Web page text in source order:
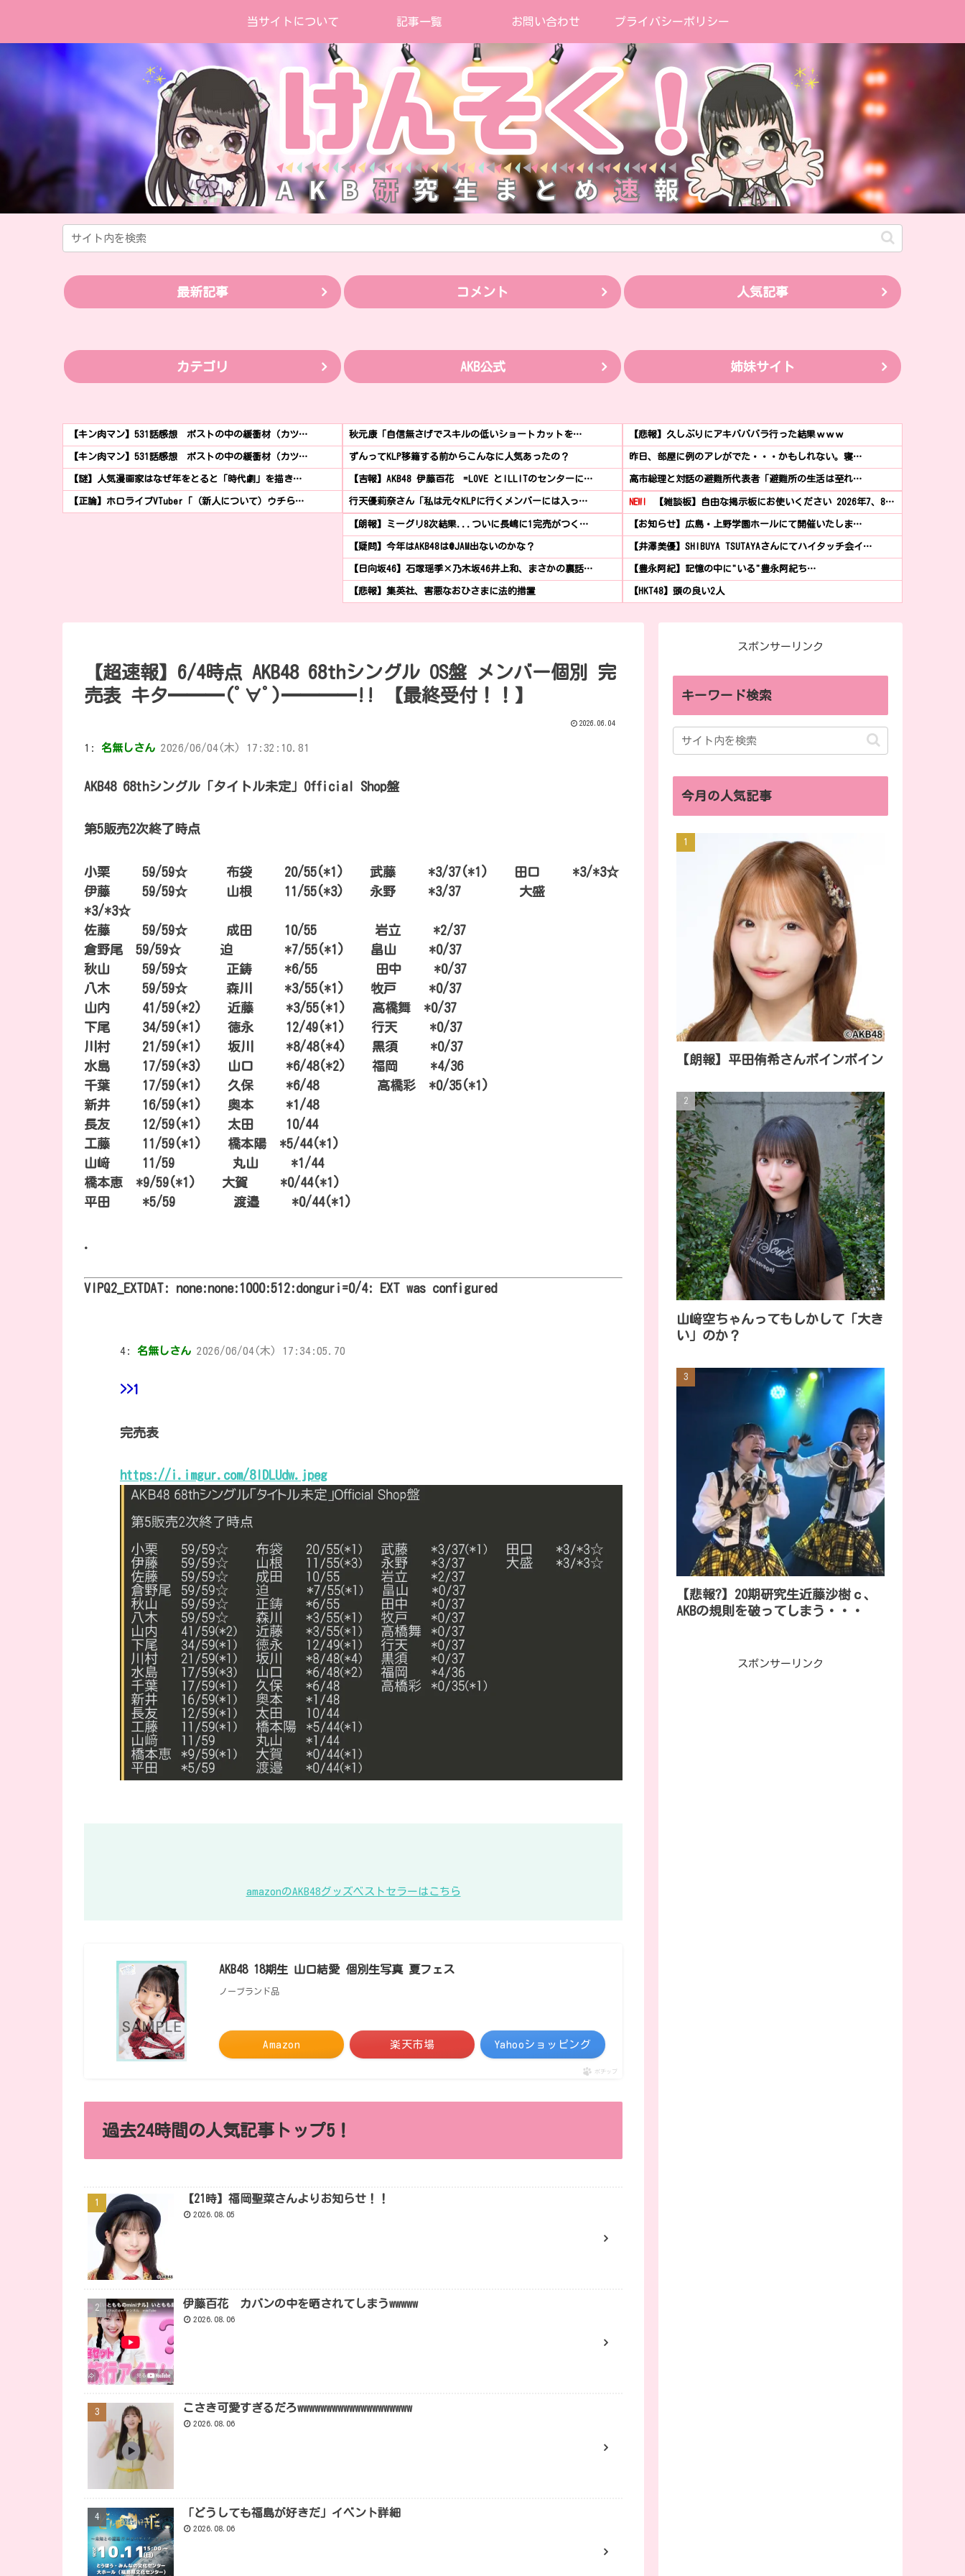
当サイトについて 記事一覧 お問い合わせ プライバシーポリシー
最新記事 コメント 人気記事
カテゴリ AKB公式 姉妹サイト
【キン肉マン】531話感想 ポストの中の緩衝材（カツ…
【キン肉マン】531話感想 ポストの中の緩衝材（カツ…
【謎】人気漫画家はなぜ年をとると「時代劇」を描き…
【正論】ホロライブVTuber「（新人について）ウチら…
秋元康「自信無さげでスキルの低いショートカットを…
ずんってKLP移籍する前からこんなに人気あったの？
【吉報】AKB48 伊藤百花 =LOVE とILLITのセンターに…
行天優莉奈さん「私は元々KLPに行くメンバーには入っ…
【朗報】ミーグリ8次結果...ついに長嶋に1完売がつく…
【疑問】今年はAKB48は@JAM出ないのかな？
【日向坂46】石塚瑶季×乃木坂46井上和、まさかの裏話…
【悲報】集英社、害悪なおひさまに法的措置
【悲報】久しぶりにアキバババラ行った結果ｗｗｗ
昨日、部屋に例のアレがでた・・・かもしれない。寝…
高市総理と対話の避難所代表者「避難所の生活は至れ…
NEW! 【雑談板】自由な掲示板にお使いください 2026年7、8…
【お知らせ】広島・上野学園ホールにて開催いたしま…
【井澤美優】SHIBUYA TSUTAYAさんにてハイタッチ会イ…
【豊永阿紀】記憶の中に"いる"豊永阿紀ち…
【HKT48】頭の良い2人
【超速報】6/4時点 AKB48 68thシングル OS盤 メンバー個別 完
売表 キタ━━━(ﾟ∀ﾟ)━━━━!! 【最終受付！！】
2026.06.04
1: 名無しさん 2026/06/04(木) 17:32:10.81
AKB48 68thシングル「タイトル未定」Official Shop盤
第5販売2次終了時点
小栗 59/59☆ 布袋 20/55(*1) 武藤 *3/37(*1) 田口 *3/*3☆
伊藤 59/59☆ 山根 11/55(*3) 永野 *3/37 大盛
*3/*3☆
佐藤 59/59☆ 成田 10/55 岩立 *2/37
倉野尾 59/59☆ 迫 *7/55(*1) 畠山 *0/37
秋山 59/59☆ 正鋳 *6/55 田中 *0/37
八木 59/59☆ 森川 *3/55(*1) 牧戸 *0/37
山内 41/59(*2) 近藤 *3/55(*1) 高橋舞 *0/37
下尾 34/59(*1) 徳永 12/49(*1) 行天 *0/37
川村 21/59(*1) 坂川 *8/48(*4) 黒須 *0/37
水島 17/59(*3) 山口 *6/48(*2) 福岡 *4/36
千葉 17/59(*1) 久保 *6/48 高橋彩 *0/35(*1)
新井 16/59(*1) 奥本 *1/48
長友 12/59(*1) 太田 10/44
工藤 11/59(*1) 橋本陽 *5/44(*1)
山﨑 11/59 丸山 *1/44
橋本恵 *9/59(*1) 大賀 *0/44(*1)
平田 *5/59 渡邉 *0/44(*1)
.
VIPQ2_EXTDAT: none:none:1000:512:donguri=0/4: EXT was configured
4: 名無しさん 2026/06/04(木) 17:34:05.70
>>1
完売表
https://i.imgur.com/8lDLUdw.jpeg
amazonのAKB48グッズベストセラーはこちら
AKB48 18期生 山口結愛 個別生写真 夏フェス
ノーブランド品
Amazon 楽天市場 Yahooショッピング
ポチップ
過去24時間の人気記事トップ5！
【21時】福岡聖菜さんよりお知らせ！！
2026.08.05
伊藤百花 カバンの中を晒されてしまうwwwww
2026.08.06
こさき可愛すぎるだろwwwwwwwwwwwwwwwwwwww
2026.08.06
「どうしても福島が好きだ」イベント詳細
2026.08.06
スポンサーリンク
キーワード検索
今月の人気記事
【朗報】平田侑希さんボインボイン
山﨑空ちゃんってもしかして「大き
い」のか？
【悲報?】20期研究生近藤沙樹ｃ、
AKBの規則を破ってしまう・・・
スポンサーリンク